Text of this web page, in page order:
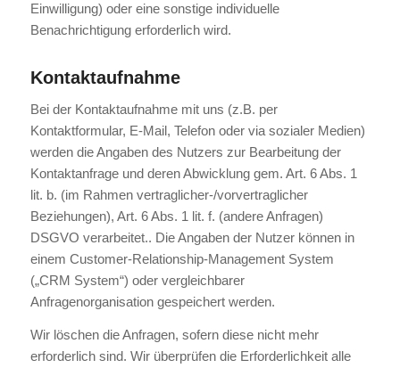
Einwilligung) oder eine sonstige individuelle
Benachrichtigung erforderlich wird.
Kontaktaufnahme
Bei der Kontaktaufnahme mit uns (z.B. per
Kontaktformular, E-Mail, Telefon oder via sozialer Medien)
werden die Angaben des Nutzers zur Bearbeitung der
Kontaktanfrage und deren Abwicklung gem. Art. 6 Abs. 1
lit. b. (im Rahmen vertraglicher-/vorvertraglicher
Beziehungen), Art. 6 Abs. 1 lit. f. (andere Anfragen)
DSGVO verarbeitet.. Die Angaben der Nutzer können in
einem Customer-Relationship-Management System
(„CRM System“) oder vergleichbarer
Anfragenorganisation gespeichert werden.
Wir löschen die Anfragen, sofern diese nicht mehr
erforderlich sind. Wir überprüfen die Erforderlichkeit alle